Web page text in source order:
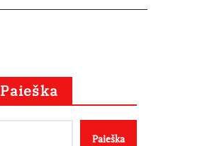
Paieška
Paieška